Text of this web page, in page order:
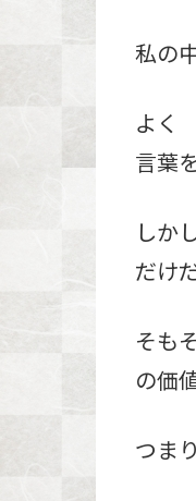
私の
よく
言葉
しか
だけ
そも
の価
つま